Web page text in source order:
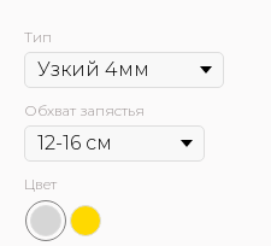
Тип
Обхват запястья
Цвет